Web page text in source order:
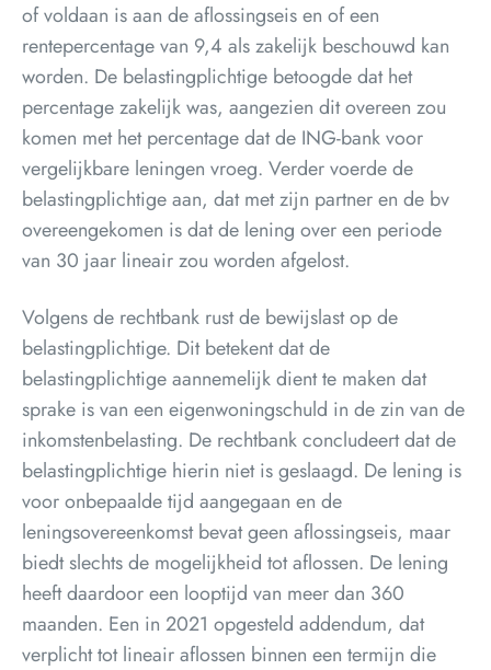
of voldaan is aan de aflossingseis en of een
rentepercentage van 9,4 als zakelijk beschouwd kan
worden. De belastingplichtige betoogde dat het
percentage zakelijk was, aangezien dit overeen zou
komen met het percentage dat de ING-bank voor
vergelijkbare leningen vroeg. Verder voerde de
belastingplichtige aan, dat met zijn partner en de bv
overeengekomen is dat de lening over een periode
van 30 jaar lineair zou worden afgelost.
Volgens de rechtbank rust de bewijslast op de
belastingplichtige. Dit betekent dat de
belastingplichtige aannemelijk dient te maken dat
sprake is van een eigenwoningschuld in de zin van de
inkomstenbelasting. De rechtbank concludeert dat de
belastingplichtige hierin niet is geslaagd. De lening is
voor onbepaalde tijd aangegaan en de
leningsovereenkomst bevat geen aflossingseis, maar
biedt slechts de mogelijkheid tot aflossen. De lening
heeft daardoor een looptijd van meer dan 360
maanden. Een in 2021 opgesteld addendum, dat
verplicht tot lineair aflossen binnen een termijn die